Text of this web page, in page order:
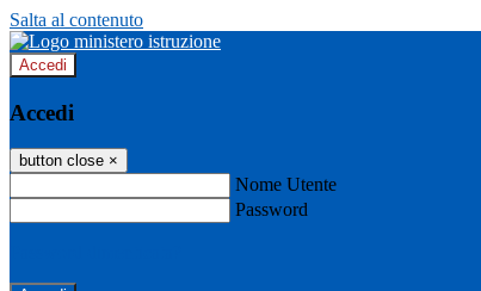
Salta al contenuto
Accedi
Accedi
button close ×
Nome Utente
Password